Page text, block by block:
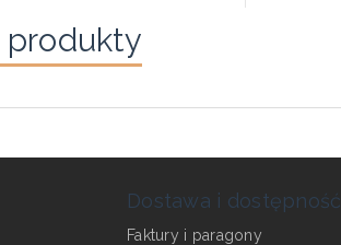
produkty
Dostawa i dostępność
Faktury i paragony